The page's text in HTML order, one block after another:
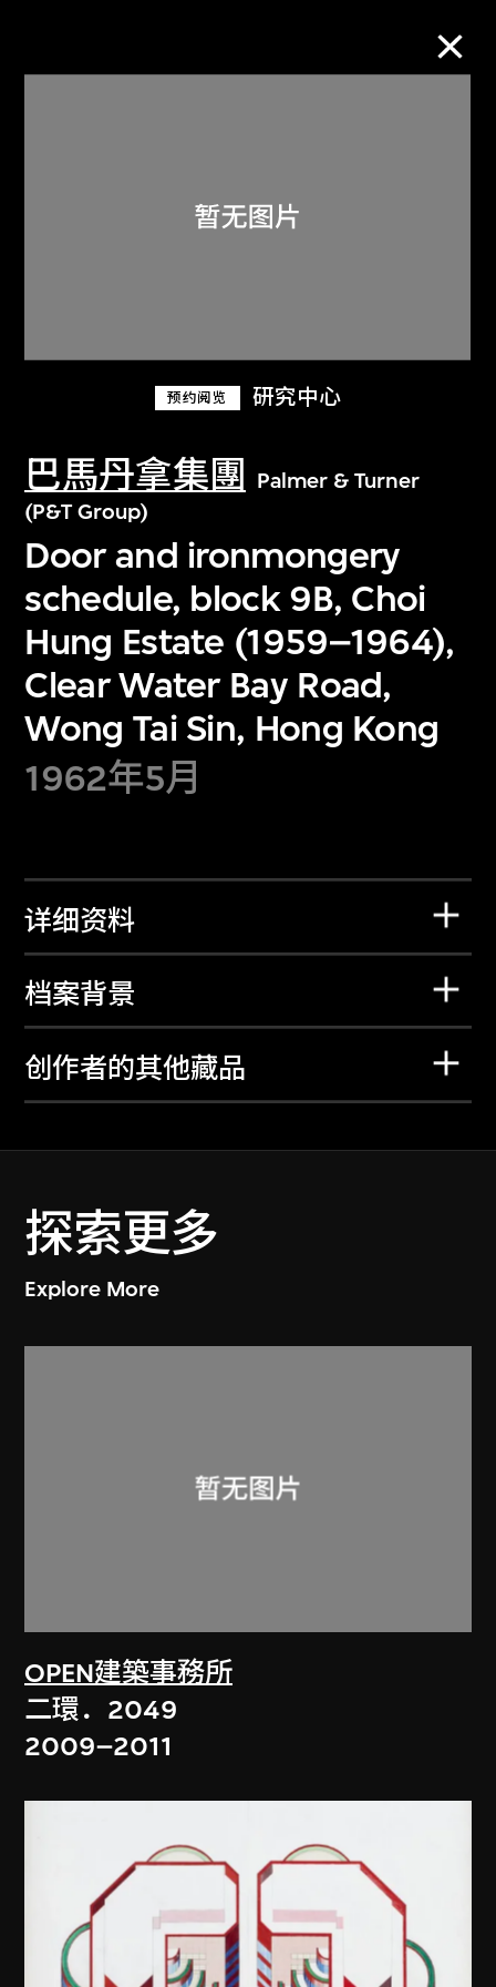
预约阅览 研究中心
巴馬丹拿集團
Palmer & Turner
(P&T Group)
Door and ironmongery
schedule, block 9B, Choi
Hung Estate (1959–1964),
Clear Water Bay Road,
Wong Tai Sin, Hong Kong
1962年5月
详细资料
档案背景
创作者的其他藏品
探索更多
Explore More
OPEN建築事務所
二環．2049
2009–2011
关于M+藏品
探索世界顶级的二十及二十一世纪视觉
文化藏品。